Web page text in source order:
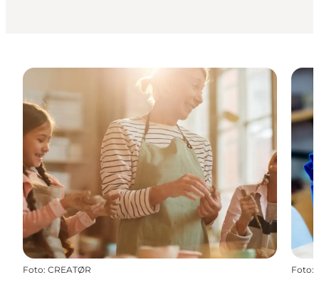
Foto: CREATØR Foto: